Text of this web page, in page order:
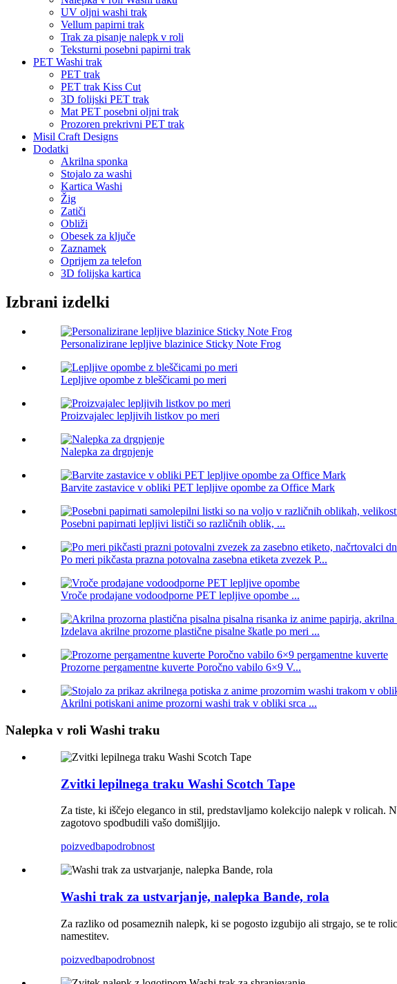
UV oljni washi trak
Vellum papirni trak
Trak za pisanje nalepk v roli
Teksturni posebni papirni trak
PET Washi trak
PET trak
PET trak Kiss Cut
3D folijski PET trak
Mat PET posebni oljni trak
Prozoren prekrivni PET trak
Misil Craft Designs
Dodatki
Akrilna sponka
Stojalo za washi
Kartica Washi
Žig
Zatiči
Obliži
Obesek za ključe
Zaznamek
Oprijem za telefon
3D folijska kartica
Izbrani izdelki
Personalizirane lepljive blazinice Sticky Note Frog
Lepljive opombe z bleščicami po meri
Proizvajalec lepljivih listkov po meri
Nalepka za drgnjenje
Barvite zastavice v obliki PET lepljive opombe za Office Mark
Posebni papirnati lepljivi lističi so različnih oblik, ...
Po meri pikčasta prazna potovalna zasebna etiketa zvezek P...
Vroče prodajane vodoodporne PET lepljive opombe ...
Izdelava akrilne prozorne plastične pisalne škatle po meri ...
Prozorne pergamentne kuverte Poročno vabilo 6×9 V...
Akrilni potiskani anime prozorni washi trak v obliki srca ...
Nalepka v roli Washi traku
Zvitki lepilnega traku Washi Scotch Tape
Za tiste, ki iščejo eleganco in stil, predstavljamo kolekcijo nalepk v
zagotovo spodbudili vašo domišljijo.
poizvedbapodrobnost
Washi trak za ustvarjanje, nalepka Bande, rola
Za razliko od posameznih nalepk, ki se pogosto izgubijo ali strgajo, se te
namestitev.
poizvedbapodrobnost